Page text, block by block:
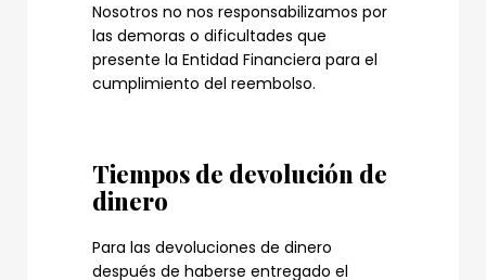
Nosotros no nos responsabilizamos por
las demoras o dificultades que
presente la Entidad Financiera para el
cumplimiento del reembolso.
Tiempos de devolución de
dinero
Para las devoluciones de dinero
después de haberse entregado el